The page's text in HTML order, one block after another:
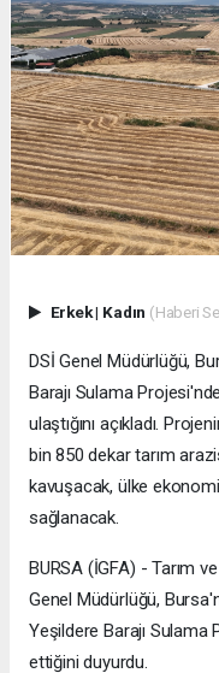
Erkek| Kadın (Haberi
DSİ Genel Müdürlüğü,
Barajı Sulama
ulaştığını açıkladı.
bin 850 dekar tarım
kavuşacak, ülke
sağlanacak.
BURSA (İGFA) - Tarım
Genel Müdürlüğü,
Yeşildere Barajı Sulama
ettiğini duyurdu.